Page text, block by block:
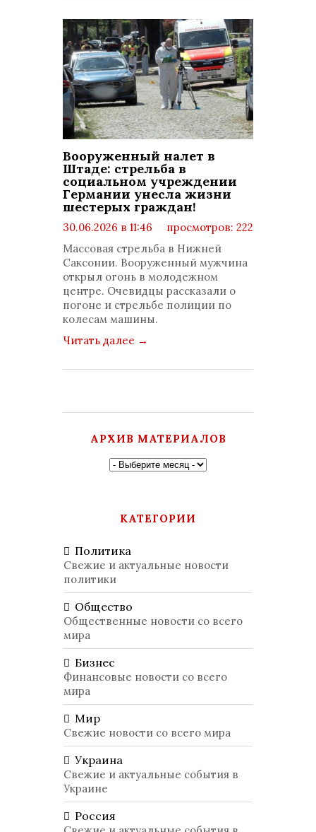
Вооруженный налет в
Штаде: стрельба в
социальном учреждении
Германии унесла жизни
шестерых граждан!
30.06.2026 в 11:46
просмотров: 222
комментариев: 0
Массовая стрельба в Нижней
Саксонии. Вооруженный мужчина
открыл огонь в молодежном
центре. Очевидцы рассказали о
погоне и стрельбе полиции по
колесам машины.
Читать далее →
АРХИВ МАТЕРИАЛОВ
КАТЕГОРИИ
Политика
Свежие и актуальные новости
политики
Общество
Общественные новости со всего
мира
Бизнес
Финансовые новости со всего
мира
Мир
Свежие новости со всего мира
Украина
Свежие и актуальные события в
Украине
Россия